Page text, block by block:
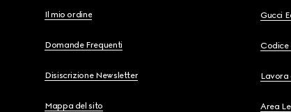
Il mio ordine
Domande Frequenti
Disiscrizione Newsletter
Mappa del sito
Gucci
Codice
Lavora
Area